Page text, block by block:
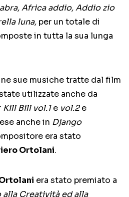
Africa addio, Addio zio
luna, per un totale di
in tutta la sua lunga
sue musiche tratte dal film
utilizzate anche da
Kill Bill vol.1e vol.2e
anche in Django
era stato
Ortolani.
era stato premiato a
alla Creatività ed alla